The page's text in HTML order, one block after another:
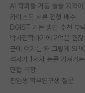
AI 학회들 거품 슬슬 지적
카이스트 서류 전형 배수
DGIST 가는 방법 추천 부
근데 여기는 왜 그렇게
석사가 1저자 논문 가져가
면접 복장
편입생 학부연구생 질문